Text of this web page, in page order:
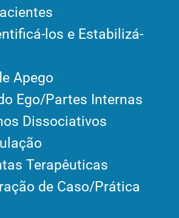
los e Estabilizá-
Apego
Ego/Partes Internas
Dissociativos
Terapêuticas
de Caso/Prática